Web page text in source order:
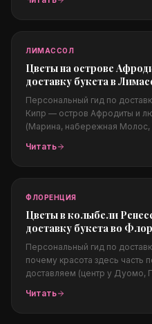
подходят жаркому и
ЛИМАССОЛ
Цветы на острове
доставку букета в
набережной Молос
Персональный гид по
Кипр — остров Афродиты и
(Марина, набережная Молос,
жаркому климату, цены в евро
Читать
ФЛОРЕНЦИЯ
Цветы в колыбели
доставку букета во
Понте-Веккьо
Персональный гид по
почему красота здесь часть
доставляем (центр у Дуомо,
годовщины, предложения на
Читать